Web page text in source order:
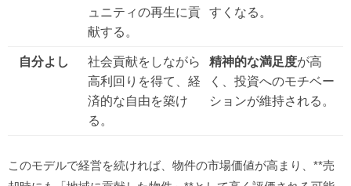
ュニティの再生に貢
献する。
すくなる。
自分よし
社会貢献をしながら
高利回りを得て、経
済的な自由を築け
る。
精神的な満足度が高
く、投資へのモチベー
ションが維持される。
このモデルで経営を続ければ、物件の市場価値が高まり、**売